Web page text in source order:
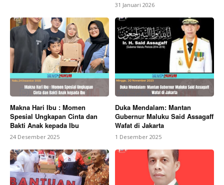
31 Januari 2026
Makna Hari Ibu : Momen
Spesial Ungkapan Cinta dan
Bakti Anak kepada Ibu
24 Desember 2025
Duka Mendalam: Mantan
Gubernur Maluku Said Assagaff
Wafat di Jakarta
1 Desember 2025